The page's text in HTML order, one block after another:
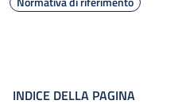
INDICE DELLA PAGINA